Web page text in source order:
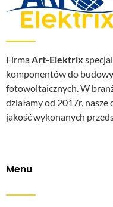
FirmaArt-Elektrix
komponentów do
fotowoltaicznych. W
działamy od 2017r, nasze
jakość wykonanych
Menu